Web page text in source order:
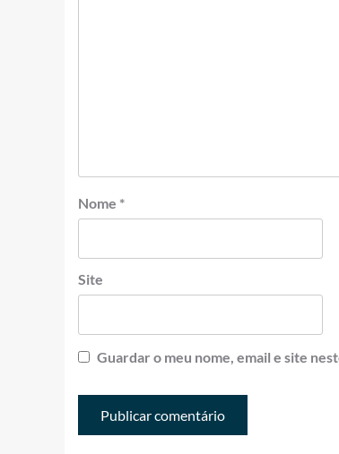
Nome *
Site
Guardar o meu nome, email e site